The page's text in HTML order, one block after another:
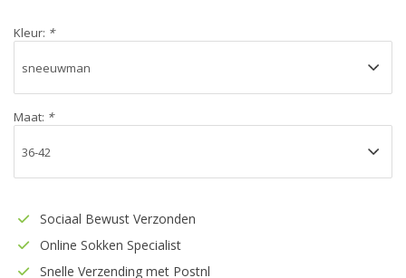
Kleur: *
Maat: *
Sociaal Bewust Verzonden
Online Sokken Specialist
Snelle Verzending met Postnl